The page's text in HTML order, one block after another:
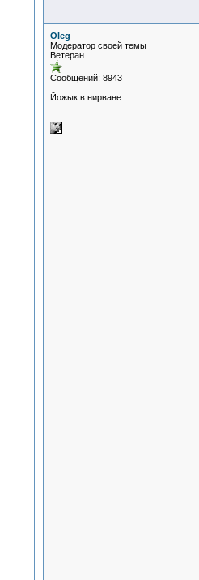
Oleg
Модератор своей темы
Ветеран
Сообщений: 8943
Йожык в нирване